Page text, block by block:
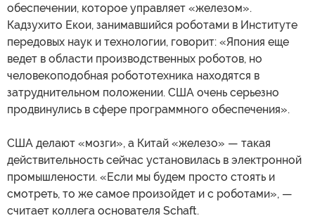
обеспечении, которое управляет «железом».
Кадзухито Екои, занимавшийся роботами в Институте
передовых наук и технологии, говорит: «Япония еще
ведет в области производственных роботов, но
человекоподобная робототехника находятся в
затруднительном положении. США очень серьезно
продвинулись в сфере программного обеспечения».
США делают «мозги», а Китай «железо» — такая
действительность сейчас установилась в электронной
промышлености. «Если мы будем просто стоять и
смотреть, то же самое произойдет и с роботами», —
считает коллега основателя Sсhaft.